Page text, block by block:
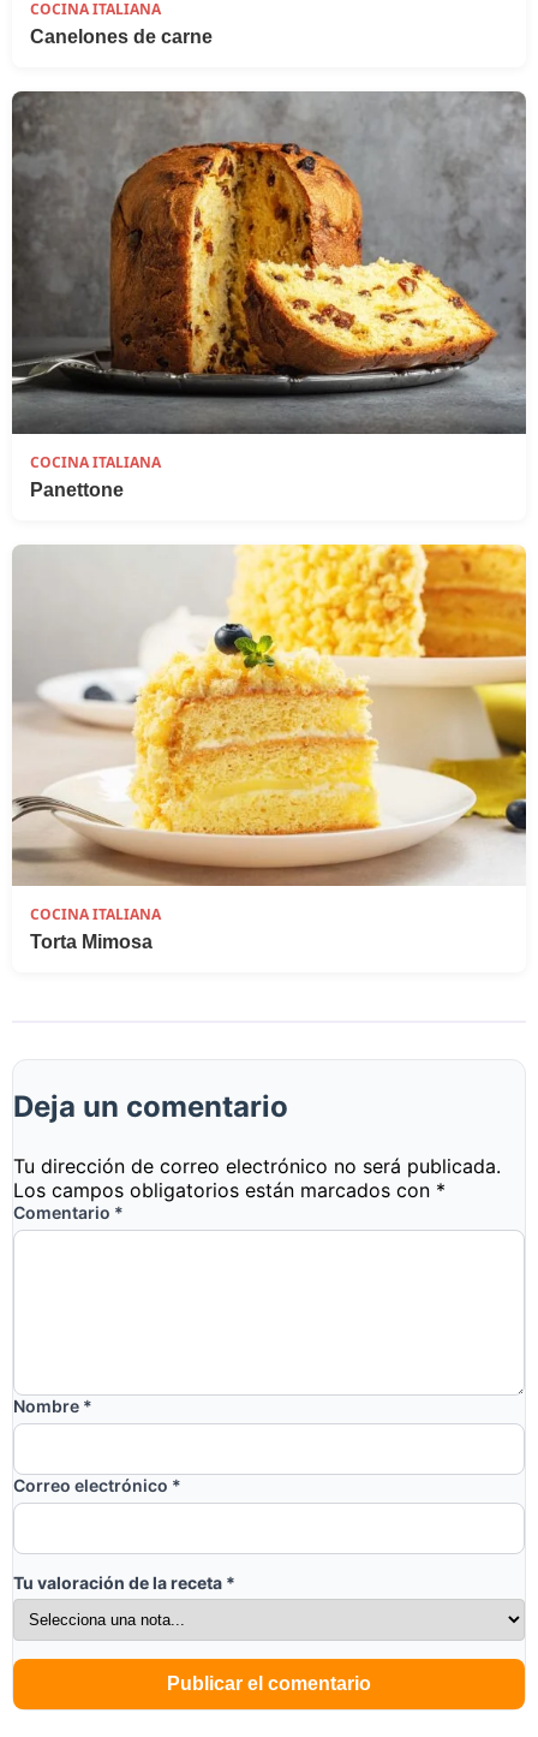
COCINA ITALIANA
Canelones de carne
COCINA ITALIANA
Panettone
COCINA ITALIANA
Torta Mimosa
Deja un comentario
Tu dirección de correo electrónico no será publicada.
Los campos obligatorios están marcados con *
Comentario *
Nombre *
Correo electrónico *
Tu valoración de la receta *